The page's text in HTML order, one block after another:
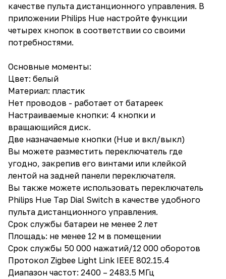
качестве пульта дистанционного управления. В
приложении Philips Hue настройте функции
четырех кнопок в соответствии со своими
потребностями.
Основные моменты:
Цвет: белый
Материал: пластик
Нет проводов - работает от батареек
Настраиваемые кнопки: 4 кнопки и
вращающийся диск.
Две назначаемые кнопки (Hue и вкл/выкл)
Вы можете разместить переключатель где
угодно, закрепив его винтами или клейкой
лентой на задней панели переключателя.
Вы также можете использовать переключатель
Philips Hue Tap Dial Switch в качестве удобного
пульта дистанционного управления.
Срок службы батареи не менее 2 лет
Площадь: не менее 12 м в помещении
Срок службы 50 000 нажатий/12 000 оборотов
Протокол Zigbee Light Link IEEE 802.15.4
Диапазон частот: 2400 – 2483.5 МГц